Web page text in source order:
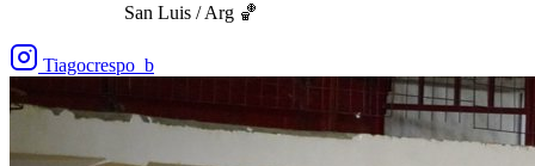
San Luis / Arg 🏀
Tiagocrespo_b